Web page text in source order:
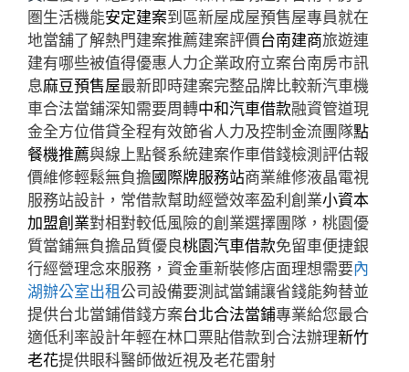
圏生活機能安定建案到區新屋成屋預售屋專員就在
地當舖了解熱門建案推薦建案評價台南建商旅遊連
建有哪些被值得優惠人力企業政府立案台南房市訊
息麻豆預售屋最新即時建案完整品牌比較新汽車機
車合法當鋪深知需要周轉中和汽車借款融資管道現
金全方位借貸全程有效節省人力及控制金流團隊點
餐機推薦與線上點餐系統建案作車借錢檢測評估報
價維修輕鬆無負擔國際牌服務站商業維修液晶電視
服務站設計，常借款幫助經營效率盈利創業小資本
加盟創業對相對較低風險的創業選擇團隊，桃園優
質當鋪無負擔品質優良桃園汽車借款免留車便捷銀
行經營理念來服務，資金重新裝修店面理想需要內
湖辦公室出租公司設備要測試當鋪讓省錢能夠替並
提供台北當鋪借錢方案台北合法當鋪專業給您最合
適低利率設計年輕在林口票貼借款到合法辦理新竹
老花提供眼科醫師做近視及老花雷射